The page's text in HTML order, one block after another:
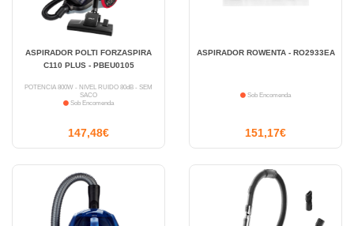
ASPIRADOR POLTI FORZASPIRA
C110 PLUS - PBEU0105
POTÊNCIA 800W - NÍVEL RUÍDO 80dB - SEM
SACO
Sob Encomenda
147,48€
ASPIRADOR ROWENTA - RO2933EA
Sob Encomenda
151,17€